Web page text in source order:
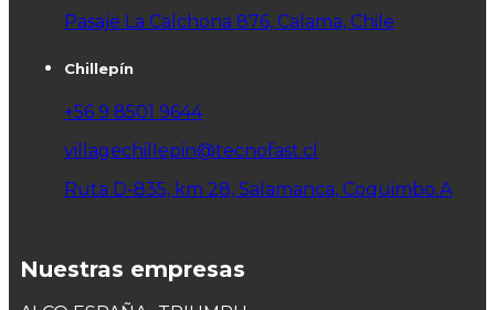
Pasaje La Calchona 876, Calama, Chile
Chillepín
+56 9 8501 9644
villagechillepin@tecnofast.cl
Ruta D-835, km 28, Salamanca, Coquimbo.A
Nuestras empresas